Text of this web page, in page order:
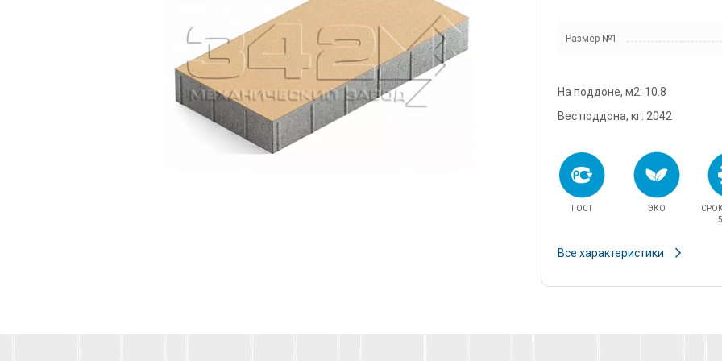
г.
Размер №1
На поддоне, м2: 10.8
Вес поддона, кг: 2042
ГОСТ ЭКО
Все характеристики